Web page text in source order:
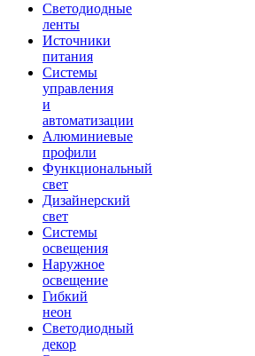
Светодиодные
ленты
Источники
питания
Системы
управления
и
автоматизации
Алюминиевые
профили
Функциональный
свет
Дизайнерский
свет
Системы
освещения
Наружное
освещение
Гибкий
неон
Светодиодный
декор